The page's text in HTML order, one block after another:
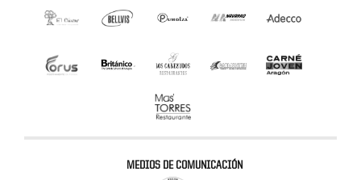
MEDIOS DE COMUNICACIÓN